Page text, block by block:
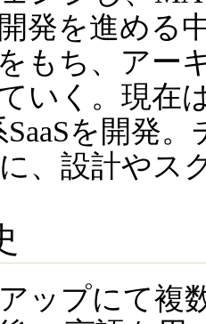
発を進める
もち、アー
いく。現在
SaaSを開発
、設計やス
ップにて複